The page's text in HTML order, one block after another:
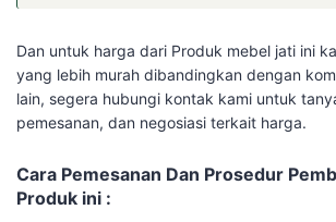
Dan untuk harga dari Produk mebel jati ini
yang lebih murah dibandingkan dengan
lain, segera hubungi kontak kami untuk
pemesanan, dan negosiasi terkait harga.
Cara Pemesanan Dan Prosedur
Produk ini :